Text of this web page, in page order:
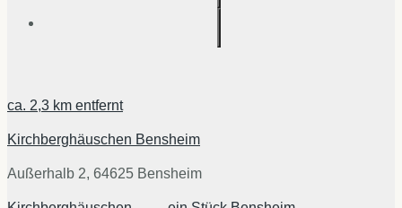
ca. 2,3 km entfernt
Kirchberghäuschen Bensheim
Außerhalb 2, 64625 Bensheim